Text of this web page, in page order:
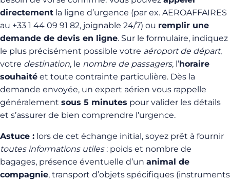
directement la ligne d’urgence (par ex. AEROAFFAIRES
au +33 1 44 09 91 82, joignable 24/7) ou remplir une
demande de devis en ligne. Sur le formulaire, indiquez
le plus précisément possible votre aéroport de départ,
votre destination, le nombre de passagers, l’horaire
souhaité et toute contrainte particulière. Dès la
demande envoyée, un expert aérien vous rappelle
généralement sous 5 minutes pour valider les détails
et s’assurer de bien comprendre l’urgence.
Astuce : lors de cet échange initial, soyez prêt à fournir
toutes informations utiles: poids et nombre de
bagages, présence éventuelle d’un animal de
compagnie, transport d’objets spécifiques (instruments